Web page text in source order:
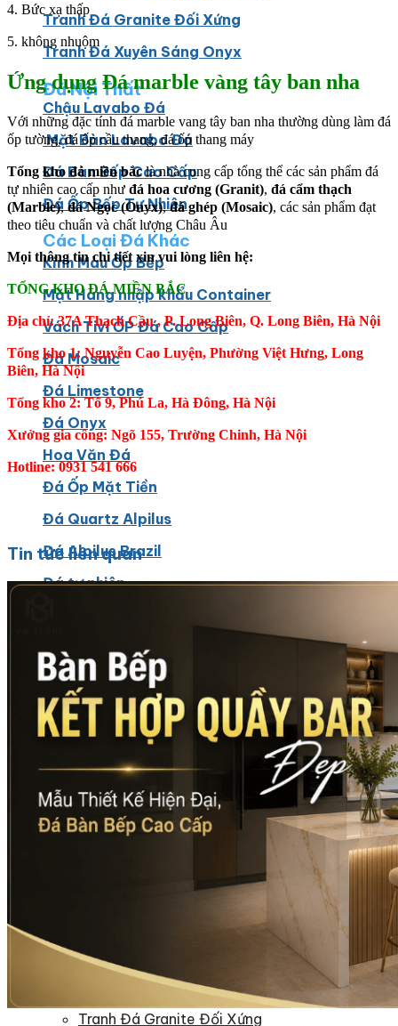
Tranh Đá Granite Đối Xứng
Tranh Đá Xuyên Sáng Onyx
Đá Nội Thất
Chậu Lavabo Đá
Mặt Bàn Lavabo Đá
Đá Bàn Bếp Cao Cấp
Đá Ốp Bếp Tự Nhiên
Các Loại Đá Khác
Kính Màu Ốp Bếp
Mặt Hàng nhập khẩu Container
Vách Tivi ỐP Đá Cao Cấp
Đá Mosaic
Đá Limestone
Đá Onyx
Hoa Văn Đá
Đá Ốp Mặt Tiền
Đá Quartz Alpilus
Đá Alpilus Brazil
Đá tự nhiên
Đá Nhân Tạo
Đá Lát Nền
Đá Cầu Thang
Đá Cầu Thang
Đá Bàn Bếp
Đá Bàn Bếp
Đá Lát Nền
Đá Bàn Bếp Cao Cấp
Đá Ốp Thang Máy
Đá Ốp Bàn Bếp Nhân Tạo
Đá Ốp Bếp Tự Nhiên
Tranh Đá Granite Đối Xứng
4. Bức xạ thấp
5. không nhuộm
Ứng dụng Đá marble vàng tây ban nha
Với những đặc tính đá marble vang tây ban nha thường dùng làm đá
ốp tường, đá ốp cầu thang, đá ốp thang máy
Tổng kho đá miền bắclà nhà cung cấp tổng thể các sản phẩm đá
tự nhiên cao cấp như đá hoa cương (Granit), đá cẩm thạch
(Marble),đá Ngọc (Onyx),đá ghép (Mosaic), các sản phẩm đạt
theo tiêu chuẩn và chất lượng Châu Âu
Mọi thông tin chi tiết xin vui lòng liên hệ:
TỔNG KHO ĐÁ MIỀN BẮC
Địa chỉ: 37A Thạch Cầu , P. Long Biên, Q. Long Biên, Hà Nội
Tổng kho 1: Nguyễn Cao Luyện, Phường Việt Hưng, Long
Biên, Hà Nội
Tổng kho 2: Tổ 9, Phú La, Hà Đông, Hà Nội
Xưởng gia công: Ngõ 155, Trường Chinh, Hà Nội
Hotline: 0931 541 666
Tin tức liên quan